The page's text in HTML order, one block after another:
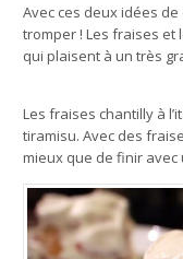
Avec ces deux idées
tromper ! Les fraises et
qui plaisent à un très
Les fraises chantilly à
tiramisu. Avec des
mieux que de finir avec